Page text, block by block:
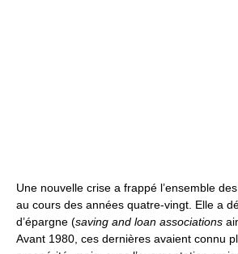
Une nouvelle crise a frappé l’ensemble
au cours des années quatre-vingt. Elle a
d’épargne (saving and loan associations
Avant 1980, ces dernières avaient connu